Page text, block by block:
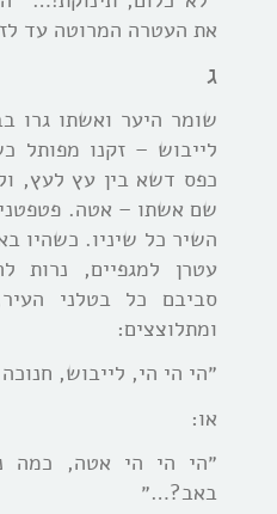
את העטרה המרוטה עד
ג
שומר היער ואשתו גרו
לייבוש – זקנו מפותל
כפס דשא בין עץ לעץ,
שם אשתו – אטה.
השיר כל שיניו. כשהיו
עטרן למגפיים, נרות
סביבם כל בטלני
ומתלוצצים:
״הי הי הי, לייבוש,
או:
״הי הי הי אטה, כמה
באב?…״